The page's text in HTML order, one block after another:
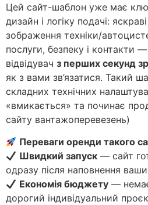
Цей сайт-шаблон уже має
дизайн і логіку подачі:
зображення техніки/
послуги, безпеку і контакти
відвідувач з перших секунд
як з вами зв’язатися. Такий
складних технічних
«вмикається» та починає
сайту вантажоперевезень)
Переваги оренди такого
Швидкий запуск — сайт
одразу після наповнення
Економія бюджету —
дорогий індивідуальний